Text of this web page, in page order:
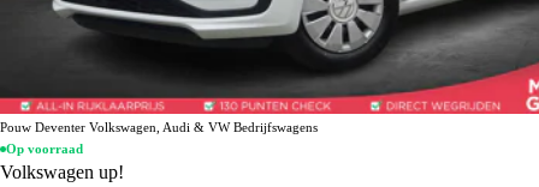
Pouw Deventer Volkswagen, Audi & VW Bedrijfswagens
Op voorraad
Volkswagen up!